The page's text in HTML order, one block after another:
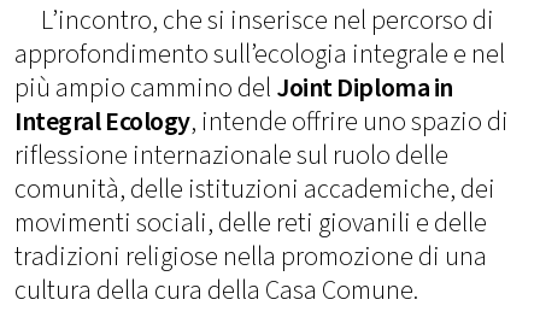
L’incontro, che si inserisce nel percorso di
approfondimento sull’ecologia integrale e nel
più ampio cammino delJoint Diploma in
Integral Ecology, intende offrire uno spazio di
riflessione internazionale sul ruolo delle
comunità, delle istituzioni accademiche, dei
movimenti sociali, delle reti giovanili e delle
tradizioni religiose nella promozione di una
cultura della cura della Casa Comune.